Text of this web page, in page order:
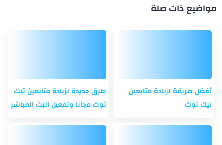
مواضيع ذات صلة
أفضل طريقة لزيادة متابعين
تيك توك
طرق جديدة لزيادة متابعين تيك
توك مجانا وتفعيل البث المباشر